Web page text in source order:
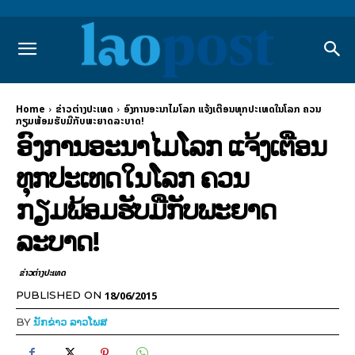
Home ຂ່າວຕ່າງປະເທດ
ອົງການອະນາໄມໂລກ ແຈ້ງເຕືອນທຸກປະເທດໃນໂລກ ຄວນ
ກຽມພ້ອມຮັບມືກັບພະຍາດລະບາດ!
ອົງການອະນາໄມໂລກ ແຈ້ງເຕືອນ
ທຸກປະເທດໃນໂລກ ຄວນ
ກຽມພ້ອມຮັບມືກັບພະຍາດ
ລະບາດ!
ຂ່າວຕ່າງປະເທດ
PUBLISHED ON 18/06/2015
BYນັກຂ່າວ ລາວໂພສ